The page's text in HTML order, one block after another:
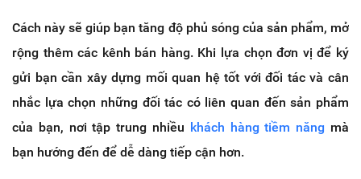
Cách này sẽ giúp bạn tăng độ phủ sóng của sản phẩm, mở
rộng thêm các kênh bán hàng. Khi lựa chọn đơn vị để ký
gửi bạn cần xây dựng mối quan hệ tốt với đối tác và cân
nhắc lựa chọn những đối tác có liên quan đến sản phẩm
của bạn, nơi tập trung nhiều khách hàng tiềm năng mà
bạn hướng đến để dễ dàng tiếp cận hơn.